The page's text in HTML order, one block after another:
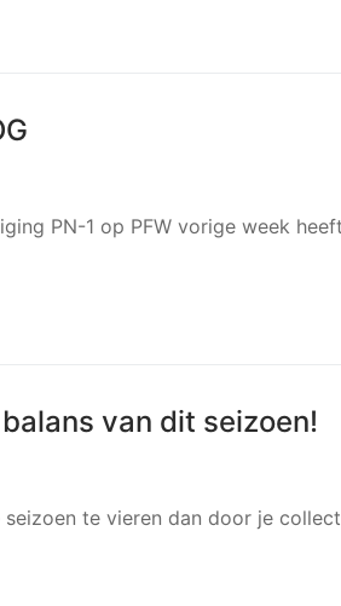
PN-1 op PFW vorige week
van dit seizoen!
te vieren dan door je